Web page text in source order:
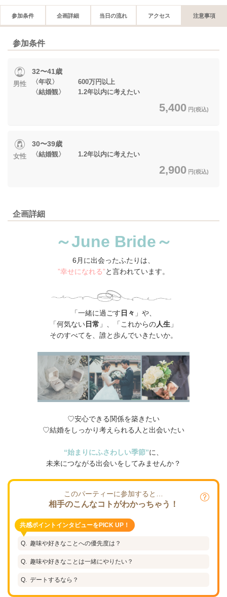
参加条件 企画詳細 当日の流れ アクセス 注意事項
参加条件
男性
32〜41歳
〈年収〉 600万円以上
〈結婚観〉 1.2年以内に考えたい
5,400 円(税込)
女性
30〜39歳
〈結婚観〉 1.2年以内に考えたい
2,900 円(税込)
企画詳細
～June Bride～
6月に出会ったふたりは、
”幸せになれる”と言われています。
「一緒に過ごす 日々 」や、
「何気ない日常 」 、「これからの人生 」
そのすべてを、誰と歩んでいきたいか。
♡安心できる関係を築きたい
♡結婚をしっかり考えられる人と出会いたい
“始まりにふさわしい季節”に、
未来につながる出会いをしてみませんか？
このパーティーに参加すると…
相手のこんなコトがわかっちゃう！
共感ポイントインタビューをPICK UP！
趣味や好きなことへの優先度は？
趣味や好きなことは一緒にやりたい？
デートするなら？